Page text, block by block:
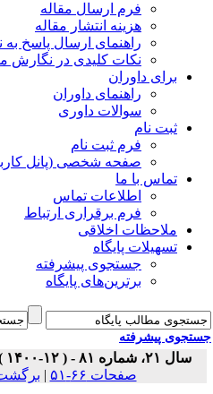
فرم ارسال مقاله
هزینه انتشار مقاله
راهنمای ارسال پاسخ به
نکات کلیدی در نگارش
برای داوران
راهنمای داوران
سوالات داوری
ثبت نام
فرم ثبت نام
صفحه شخصی (پانل
تماس با ما
اطلاعات تماس
فرم برقراری ارتباط
ملاحظات اخلاقی
تسهیلات پایگاه
جستجوی پیشرفته
برترین‌های پایگاه
پیشرفته
سال ۲۱، شماره ۸۱ - ( ۱۲-۱۴۰۰ )
صفحات ۶۶-۵۱
|برگشت